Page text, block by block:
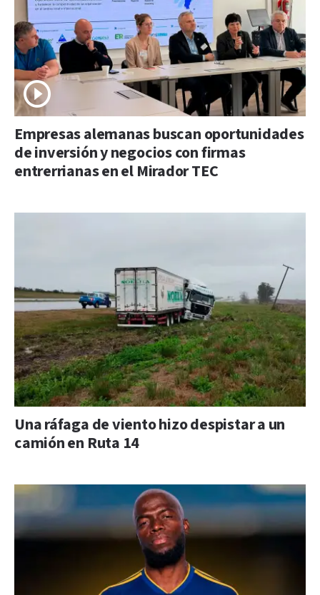
Empresas alemanas buscan oportunidades
de inversión y negocios con firmas
entrerrianas en el Mirador TEC
Una ráfaga de viento hizo despistar a un
camión en Ruta 14